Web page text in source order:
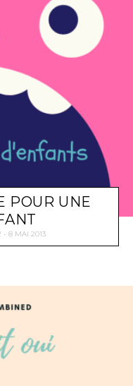
POUR UNE
8 MAI 2013